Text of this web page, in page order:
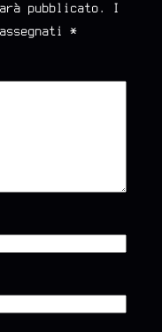
pubblicato.
I
*